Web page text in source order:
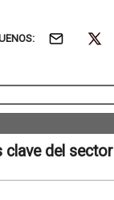
clave del sector